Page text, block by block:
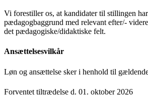
Vi forestiller os, at kandidater til stillingen
pædagogbaggrund med relevant efter/-
det pædagogiske/didaktiske felt.
Ansættelsesvilkår
Løn og ansættelse sker i henhold til
Forventet tiltrædelse d. 01. oktober 2026